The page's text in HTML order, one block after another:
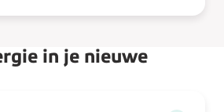
in je nieuwe